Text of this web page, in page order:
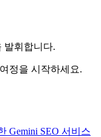
발휘합니다.
정을 시작하세요.
Gemini SEO 서비스